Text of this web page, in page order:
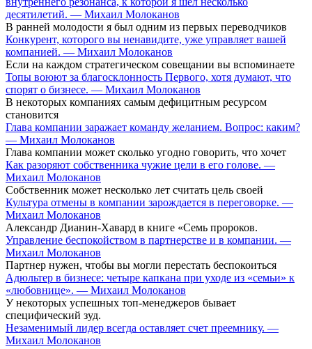
десятилетий. — Михаил Молоканов
В ранней молодости я был одним из первых переводчиков
Конкурент, которого вы ненавидите, уже управляет вашей
компанией. — Михаил Молоканов
Если на каждом стратегическом совещании вы вспоминаете
Топы воюют за благосклонность Первого, хотя думают, что
спорят о бизнесе. — Михаил Молоканов
В некоторых компаниях самым дефицитным ресурсом
становится
Глава компании заражает команду желанием. Вопрос: каким?
— Михаил Молоканов
Глава компании может сколько угодно говорить, что хочет
Как разоряют собственника чужие цели в его голове. —
Михаил Молоканов
Собственник может несколько лет считать цель своей
Культура отмены в компании зарождается в переговорке. —
Михаил Молоканов
Александр Дианин-Хавард в книге «Семь пророков.
Управление беспокойством в партнерстве и в компании. —
Михаил Молоканов
Партнер нужен, чтобы вы могли перестать беспокоиться
Адюльтер в бизнесе: четыре капкана при уходе из «семьи» к
«любовнице». — Михаил Молоканов
У некоторых успешных топ-менеджеров бывает
специфический зуд.
Незаменимый лидер всегда оставляет счет преемнику. —
Михаил Молоканов